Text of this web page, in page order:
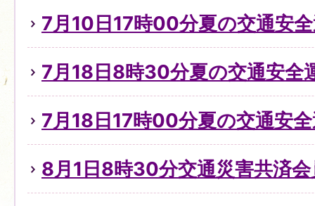
7月10日17時00分夏の交通安
7月18日8時30分夏の交通安全
7月18日17時00分夏の交通安
8月1日8時30分交通災害共済